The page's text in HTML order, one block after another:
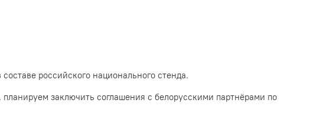
российского национального стенда.
заключить соглашения с белорусскими партнёрами по